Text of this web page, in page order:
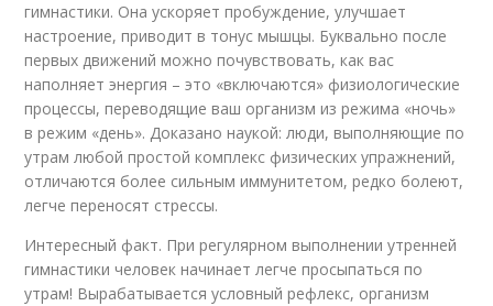
гимнастики. Она ускоряет пробуждение, улучшает
настроение, приводит в тонус мышцы. Буквально после
первых движений можно почувствовать, как вас
наполняет энергия – это «включаются» физиологические
процессы, переводящие ваш организм из режима «ночь»
в режим «день». Доказано наукой: люди, выполняющие по
утрам любой простой комплекс физических упражнений,
отличаются более сильным иммунитетом, редко болеют,
легче переносят стрессы.
Интересный факт. При регулярном выполнении утренней
гимнастики человек начинает легче просыпаться по
утрам! Вырабатывается условный рефлекс, организм